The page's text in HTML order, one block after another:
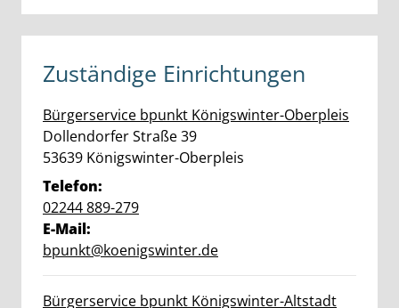
Zuständige Einrichtungen
Bürgerservice bpunkt Königswinter-Oberpleis
Straße:
Dollendorfer StraßeHausnummer:
39
PLZ:
53639 Ort:
Königswinter-Oberpleis
Telefon:
02244 889-279
E-Mail:
bpunkt@koenigswinter.de
Bürgerservice bpunkt Königswinter-Altstadt